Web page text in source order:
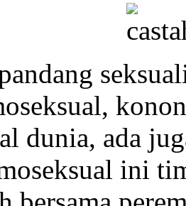
dunia, ada
ini